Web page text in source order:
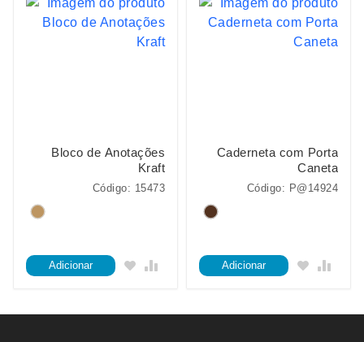
Bloco de Anotações
Kraft
Código: 15473
Adicionar
Caderneta com Porta
Caneta
Código: P@14924
Adicionar